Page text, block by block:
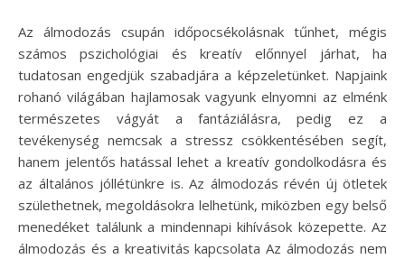
Az álmodozás csupán időpocsékolásnak tűnhet, mégis
számos pszichológiai és kreatív előnnyel járhat, ha
tudatosan engedjük szabadjára a képzeletünket. Napjaink
rohanó világában hajlamosak vagyunk elnyomni az elménk
természetes vágyát a fantáziálásra, pedig ez a
tevékenység nemcsak a stressz csökkentésében segít,
hanem jelentős hatással lehet a kreatív gondolkodásra és
az általános jóllétünkre is. Az álmodozás révén új ötletek
születhetnek, megoldásokra lelhetünk, miközben egy belső
menedéket találunk a mindennapi kihívások közepette. Az
álmodozás és a kreativitás kapcsolata Az álmodozás nem